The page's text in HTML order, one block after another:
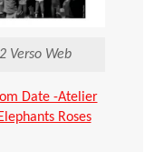
Verso Web
Date -Atelier
Roses